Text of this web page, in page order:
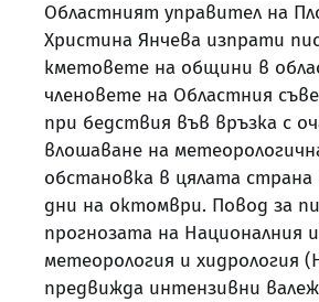
Областният управител на
Христина Янчева изпрати
кметовете на общини в
членовете на Областния
при бедствия във връзка с
влошаване на
обстановка в цялата
дни на октомври. Повод за
прогнозата на Националния
метеорология и хидрология
предвижда интензивни